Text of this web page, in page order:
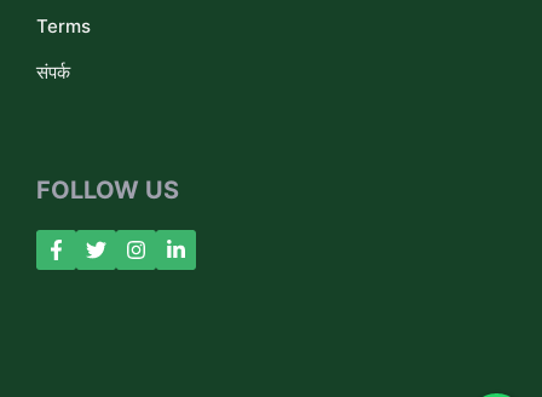
Terms
संपर्क
FOLLOW US